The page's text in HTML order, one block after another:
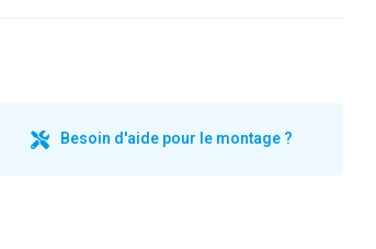
Besoin d'aide pour le montage ?